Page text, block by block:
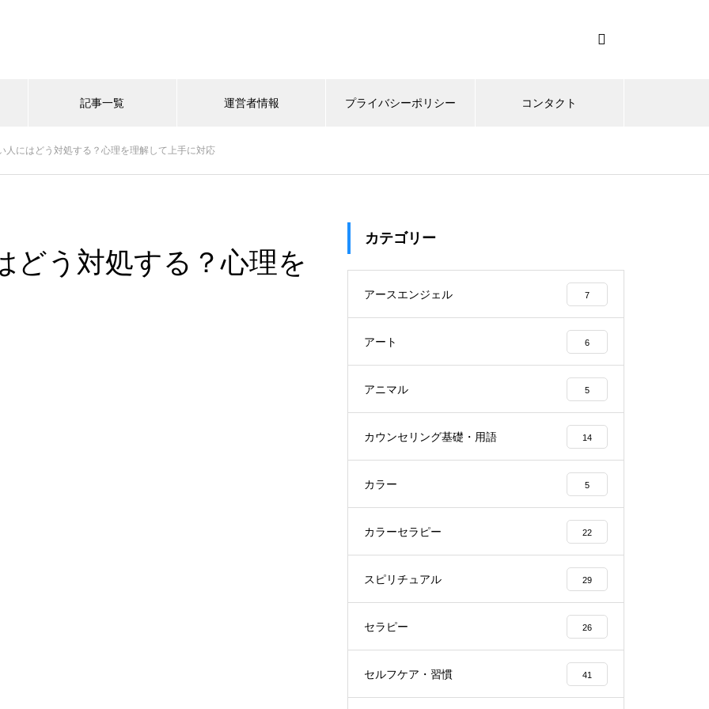
記事一覧 運営者情報 プライバシーポリシー コンタクト
人にはどう対処する？心理を理解して上手に対応
どう対処する？心理を
カテゴリー
アースエンジェル 7
アート 6
アニマル 5
カウンセリング基礎・用語 14
カラー 5
カラーセラピー 22
スピリチュアル 29
セラピー 26
セルフケア・習慣 41